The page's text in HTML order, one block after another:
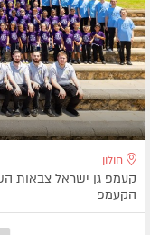
חולון
קעמפ גן ישראל צבאות
הקעמפ